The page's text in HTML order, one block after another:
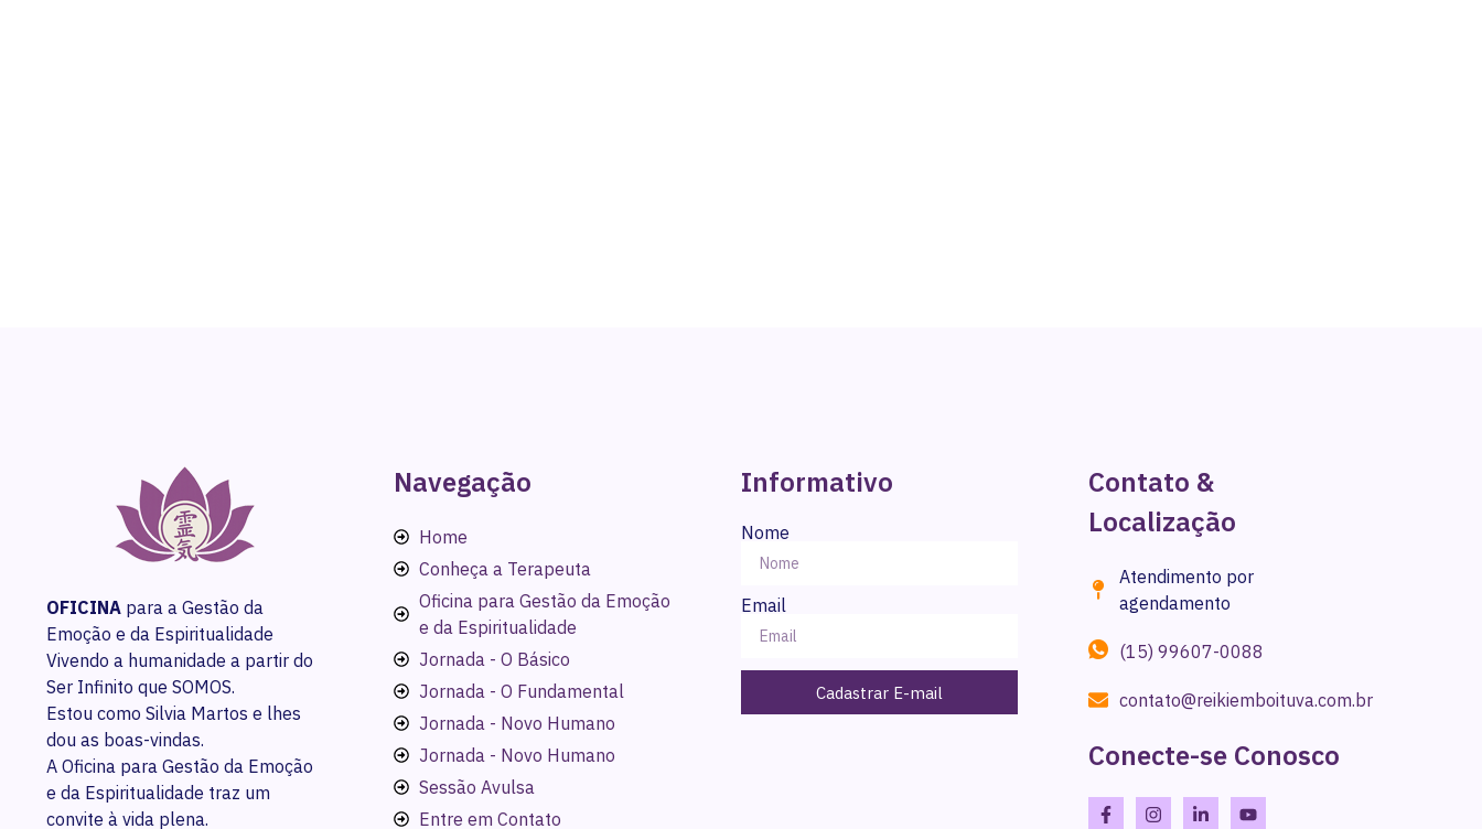
OFICINA para a Gestão da
Emoção e da Espiritualidade
Vivendo a humanidade a partir do
Ser Infinito que SOMOS.
Estou como Silvia Martos e lhes
dou as boas-vindas.
A Oficina para Gestão da Emoção
e da Espiritualidade traz um
convite à vida plena.
Navegação
Home
Conheça a Terapeuta
Oficina para Gestão da Emoção
e da Espiritualidade
Jornada - O Básico
Jornada - O Fundamental
Jornada - Novo Humano
Jornada - Novo Humano
Sessão Avulsa
Entre em Contato
Informativo
Nome
Email
Cadastrar E-mail
Contato &
Localização
Atendimento por
agendamento
(15) 99607-0088
contato@reikiemboituva.com.br
Conecte-se Conosco